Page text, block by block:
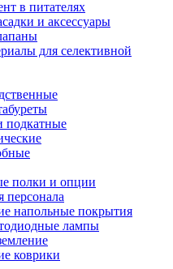
в питателях
и аксессуары
для селективной
подкатные
полки и опции
персонала
напольные покрытия
лампы
коврики